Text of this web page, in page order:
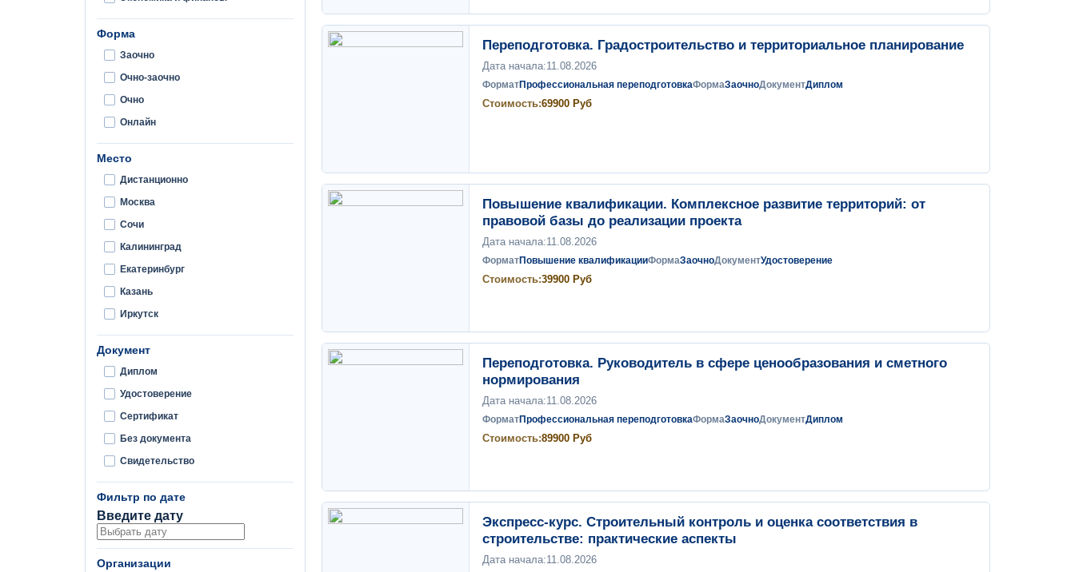
Форма
Заочно
Очно-заочно
Очно
Онлайн
Место
Дистанционно
Москва
Сочи
Калининград
Екатеринбург
Казань
Иркутск
Документ
Диплом
Удостоверение
Сертификат
Без документа
Свидетельство
Фильтр по дате
Введите дату
Организации
Переподготовка. Градостроительство и территориальное планирование
Дата начала:11.08.2026
ФорматПрофессиональная переподготовкаФормаЗаочноДокументДиплом
Стоимость:69900 Руб
Повышение квалификации. Комплексное развитие территорий: от
правовой базы до реализации проекта
Дата начала:11.08.2026
ФорматПовышение квалификацииФормаЗаочноДокументУдостоверение
Стоимость:39900 Руб
Переподготовка. Руководитель в сфере ценообразования и сметного
нормирования
Дата начала:11.08.2026
ФорматПрофессиональная переподготовкаФормаЗаочноДокументДиплом
Стоимость:89900 Руб
Экспресс-курс. Строительный контроль и оценка соответствия в
строительстве: практические аспекты
Дата начала:11.08.2026